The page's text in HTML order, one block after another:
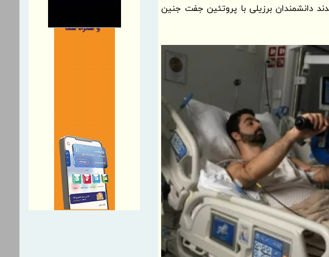
دانشمندان برزیلی با پروتئین جفت جنین